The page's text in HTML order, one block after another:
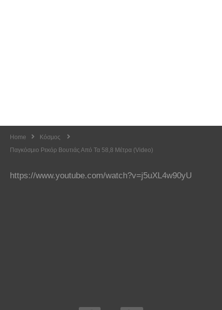
Home
Κόσμος
Παγκόσμιο Ρεκόρ Βουτιάς Από Τα 58,8 Μέτρα (Video)
https://www.youtube.com/watch?v=j5uXL4w90yU